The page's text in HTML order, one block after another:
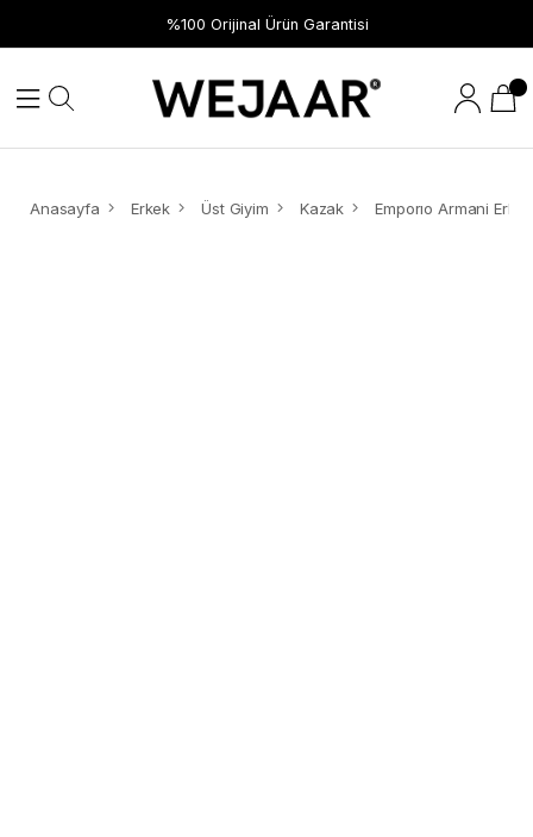
%100 Orijinal Ürün Garantisi
Anasayfa Erkek Üst Giyim Kazak